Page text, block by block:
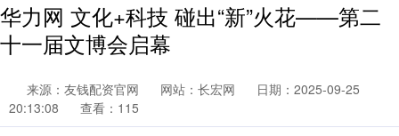
华力网 文化+科技 碰出“新”火花——第二
十一届文博会启幕
来源：友钱配资官网 网站：长宏网
日期：2025-09-25
20:13:08
查看：115